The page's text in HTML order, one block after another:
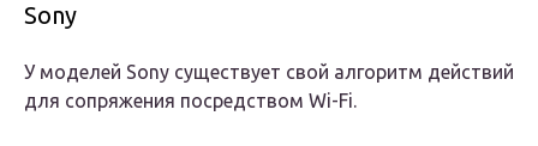
Sony
У моделей Sony существует свой алгоритм действий
для сопряжения посредством Wi-Fi.